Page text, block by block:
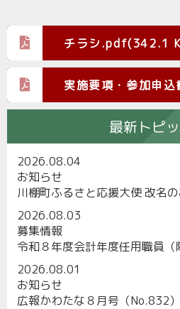
チラシ.pdf(342.1
実施要項・参加申
最新トピ
2026.08.04
お知らせ
川棚町ふるさと応援大使 改名
2026.08.03
募集情報
令和８年度会計年度任用職員
2026.08.01
お知らせ
広報かわたな８月号（No.832